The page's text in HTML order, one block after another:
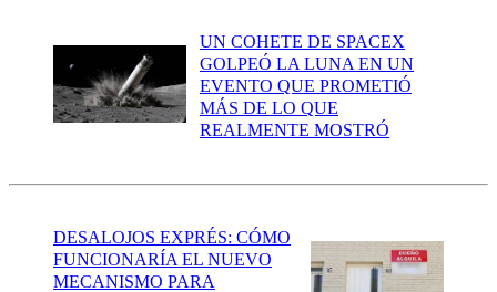
UN COHETE DE SPACEX
GOLPEÓ LA LUNA EN UN
EVENTO QUE PROMETIÓ
MÁS DE LO QUE
REALMENTE MOSTRÓ
DESALOJOS EXPRÉS: CÓMO
FUNCIONARÍA EL NUEVO
MECANISMO PARA